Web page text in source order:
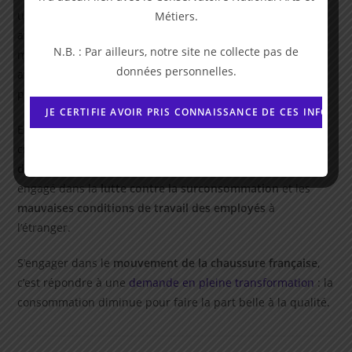
une transparence et une éthique incomparable, surtout
montrer ses limites.Vendre des chaussuresen mettant en
avant la responsabilité de l’achat allège la conscience du
potentiel acheteur.
En effet, il ressent une culpabilité moindre au fait de
engagé dans lalutte contre la surconsommationet les
mauvaises conditions de travail des employés à
l’étranger.
S’engager dans le mouvement de la chaussure française,
c’est répondre à une demande en pleine transformation : la
consommation diminue pour faire la part belle à la qualité.
Métiers.
N.B. : Par ailleurs, notre site ne collecte pas de
données personnelles.